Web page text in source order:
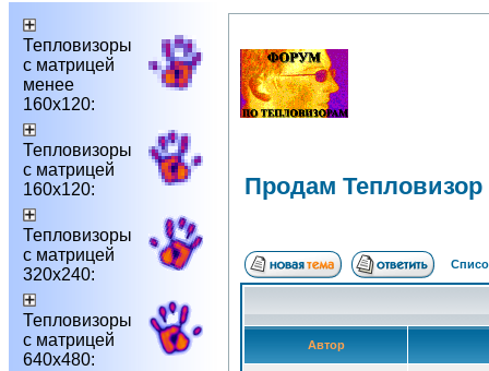
Тепловизоры
с матрицей
менее
160х120:
Тепловизоры
с матрицей
160х120:
Тепловизоры
с матрицей
320х240:
Тепловизоры
с матрицей
640х480:
Продам Тепловизор
Автор